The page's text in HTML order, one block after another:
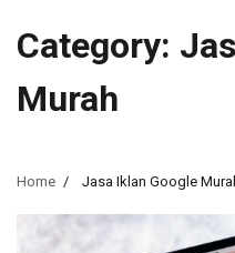
Category:
Murah
Home Jasa Iklan Google